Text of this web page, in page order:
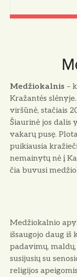
Medžiokalnis –
Kražantės
viršūnė, stačiais
Šiaurinė jos dalis
vakarų pusę.
puikiau­sia
nemainytų nė į
čia buvusi
Medžiokalnio
išsaugojo daug
padavimų,
susijusių su
religijos